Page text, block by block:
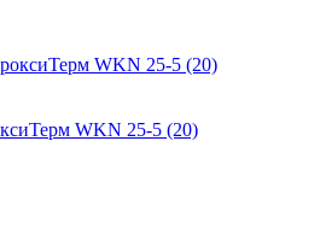
WKN 25-5 (20)